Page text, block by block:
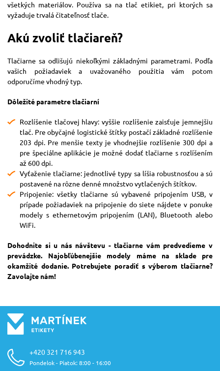
všetkých materiálov. Používa sa na tlač etikiet, pri ktorých sa
vyžaduje trvalá čitateľnosť tlače.
Akú zvoliť tlačiareň?
Tlačiarne sa odlišujú niekoľkými základnými parametrami. Podľa
vašich požiadaviek a uvažovaného použitia vám potom
odporučíme vhodný typ.
Dôležité parametre tlačiarní
Rozlíšenie tlačovej hlavy: vyššie rozlíšenie zaisťuje jemnejšiu
tlač. Pre obyčajné logistické štítky postačí základné rozlíšenie
203 dpi. Pre menšie texty je vhodnejšie rozlíšenie 300 dpi a
pre špeciálne aplikácie je možné dodať tlačiarne s rozlíšením
až 600 dpi.
Vyťaženie tlačiarne: jednotlivé typy sa líšia robustnosťou a sú
postavené na rôzne denné množstvo vytlačených štítkov.
Pripojenie: všetky tlačiarne sú vybavené pripojením USB, v
prípade požiadaviek na pripojenie do siete nájdete v ponuke
modely s ethernetovým pripojením (LAN), Bluetooth alebo
WiFi.
Dohodnite si u nás návštevu - tlačiarne vám predvedieme v
prevádzke. Najobľúbenejšie modely máme na sklade pre
okamžité dodanie. Potrebujete poradiť s výberom tlačiarne?
Zavolajte nám!
+420 321 716 943
Pondelok - Piatok: 8:00 - 16:00